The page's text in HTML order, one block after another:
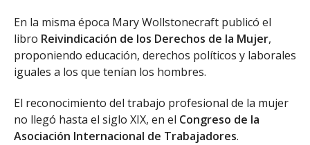
En la misma época Mary Wollstonecraft publicó el
libro Reivindicación de los Derechos de la Mujer,
proponiendo educación, derechos políticos y laborales
iguales a los que tenían los hombres.
El reconocimiento del trabajo profesional de la mujer
no llegó hasta el siglo XIX, en el Congreso de la
Asociación Internacional de Trabajadores.